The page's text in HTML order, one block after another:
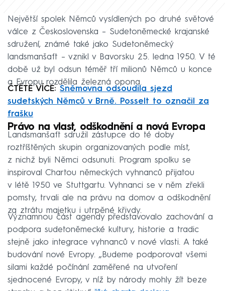
Největší spolek Němců vysídlených po druhé světové
válce z Československa – Sudetoněmecké krajanské
sdružení, známé také jako Sudetoněmecký
landsmanšaft – vznikl v Bavorsku 25. ledna 1950. V té
době už byl odsun téměř tří milionů Němců u konce
a Evropu rozdělila železná opona.
ČTĚTE VÍCE: Sněmovna odsoudila sjezd
sudetských Němců v Brně. Posselt to označil za
frašku
Právo na vlast, odškodnění a nová Evropa
Landsmanšaft sdružil zástupce do té doby
roztříštěných skupin organizovaných podle míst,
z nichž byli Němci odsunuti. Program spolku se
inspiroval Chartou německých vyhnanců přijatou
v létě 1950 ve Stuttgartu. Vyhnanci se v něm zřekli
pomsty, trvali ale na právu na domov a odškodnění
za ztrátu majetku i utrpěné křivdy.
Významnou část agendy představovalo zachování a
podpora sudetoněmecké kultury, historie a tradic
stejně jako integrace vyhnanců v nové vlasti. A také
budování nové Evropy. „Budeme podporovat všemi
silami každé počínání zaměřené na utvoření
sjednocené Evropy, v níž by národy mohly žít beze